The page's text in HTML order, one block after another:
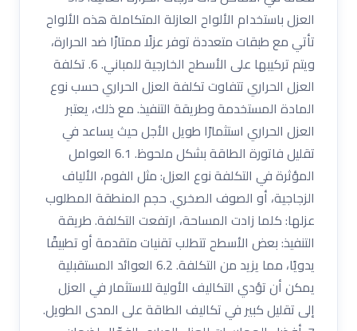
العزل باستخدام الألواح العازلة المتكاملة هذه الألواح
تأتي مع طبقات متعددة توفر عزلًا ممتازًا ضد الحرارة،
ويتم تركيبها على الأسطح الخارجية للمباني. 6. تكلفة
العزل الحراري تتفاوت تكلفة العزل الحراري حسب نوع
المادة المستخدمة وطريقة التنفيذ. مع ذلك، يعتبر
العزل الحراري استثمارًا طويل الأجل حيث يساعد في
تقليل فاتورة الطاقة بشكل ملحوظ. 6.1 العوامل
المؤثرة في التكلفة نوع العزل: مثل الفوم، الألياف
الزجاجية، أو الصوف الصخري. حجم المنطقة المطلوب
عزلها: كلما زادت المساحة، ارتفعت التكلفة. طريقة
التنفيذ: بعض الأسطح تتطلب تقنيات متقدمة أو تطبيقًا
يدويًا، مما يزيد من التكلفة. 6.2 العوائد المستقبلية
يمكن أن تؤدي التكاليف الأولية للاستثمار في العزل
إلى تقليل كبير في تكاليف الطاقة على المدى الطويل.